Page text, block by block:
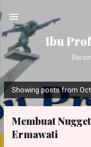
Ibu
P
o
Showing posts from
Membuat
Ermawati